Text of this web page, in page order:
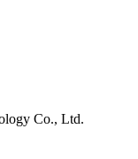
Co., Ltd.